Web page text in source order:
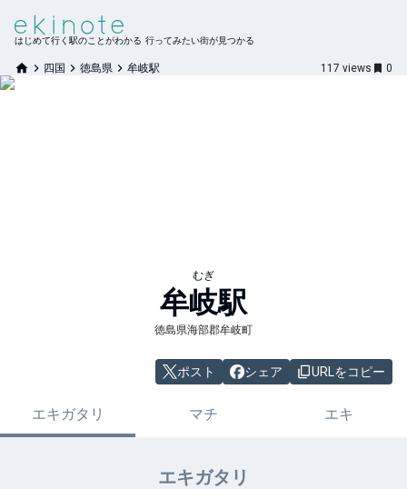
はじめて行く駅のことがわかる 行ってみたい街が見つかる
四国 徳島県 牟岐駅 117 views 0
むぎ
牟岐駅
徳島県海部郡牟岐町
ポスト シェア URLをコピー
エキガタリ マチ エキ
エキガタリ